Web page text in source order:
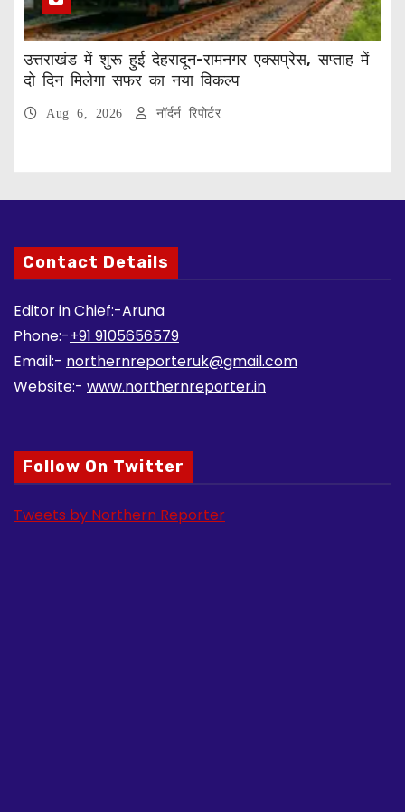
उत्तराखंड में शुरू हुई देहरादून-रामनगर एक्सप्रेस, सप्ताह में
दो दिन मिलेगा सफर का नया विकल्प
Aug 6, 2026 नॉर्दर्न रिपोर्टर
Contact Details
Editor in Chief:-Aruna
Phone:-+91 9105656579
Email:- northernreporteruk@gmail.com
Website:- www.northernreporter.in
Follow On Twitter
Tweets by Northern Reporter